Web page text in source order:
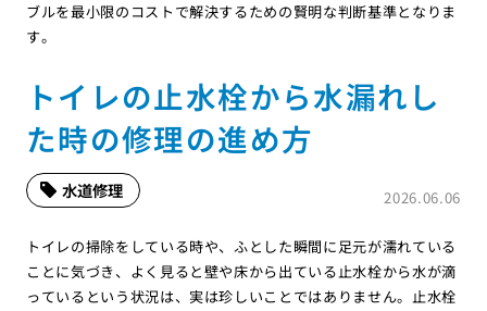
ブルを最小限のコストで解決するための賢明な判断基準となりま
す。
トイレの止水栓から水漏れし
た時の修理の進め方
2026.06.06
水道修理
トイレの掃除をしている時や、ふとした瞬間に足元が濡れている
ことに気づき、よく見ると壁や床から出ている止水栓から水が滴
っているという状況は、実は珍しいことではありません。止水栓